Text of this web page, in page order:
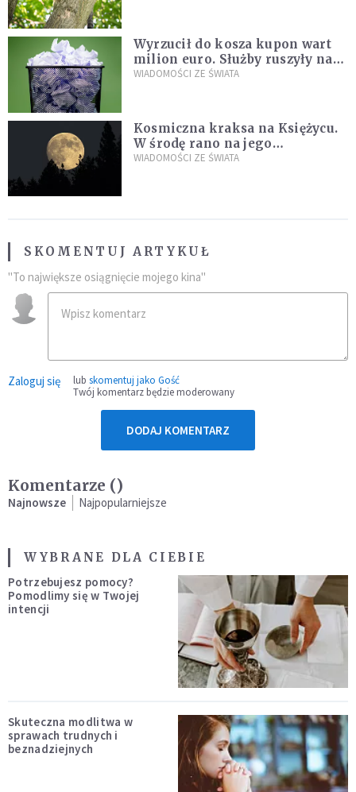
Wyrzucił do kosza kupon wart
milion euro. Służby ruszyły na
poszukiwania
WIADOMOŚCI ZE ŚWIATA
Kosmiczna kraksa na Księżycu.
W środę rano na jego
powierzchni dojdzie do
WIADOMOŚCI ZE ŚWIATA
SKOMENTUJ ARTYKUŁ
"To największe osiągnięcie mojego kina"
Zaloguj się lub skomentuj jako Gość
Twój komentarz będzie moderowany
DODAJ KOMENTARZ
Komentarze ()
Najnowsze Najpopularniejsze
WYBRANE DLA CIEBIE
Potrzebujesz pomocy?
Pomodlimy się w Twojej
intencji
Skuteczna modlitwa w
sprawach trudnych i
beznadziejnych